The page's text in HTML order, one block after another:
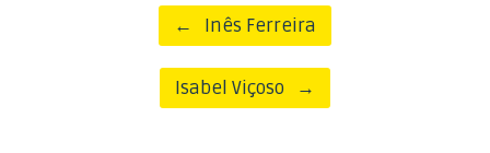
← Inês Ferreira
Isabel Viçoso →